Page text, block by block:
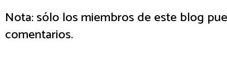
Nota: sólo los miembros de este blog
comentarios.